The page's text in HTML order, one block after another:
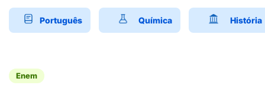
Português Química História
Enem